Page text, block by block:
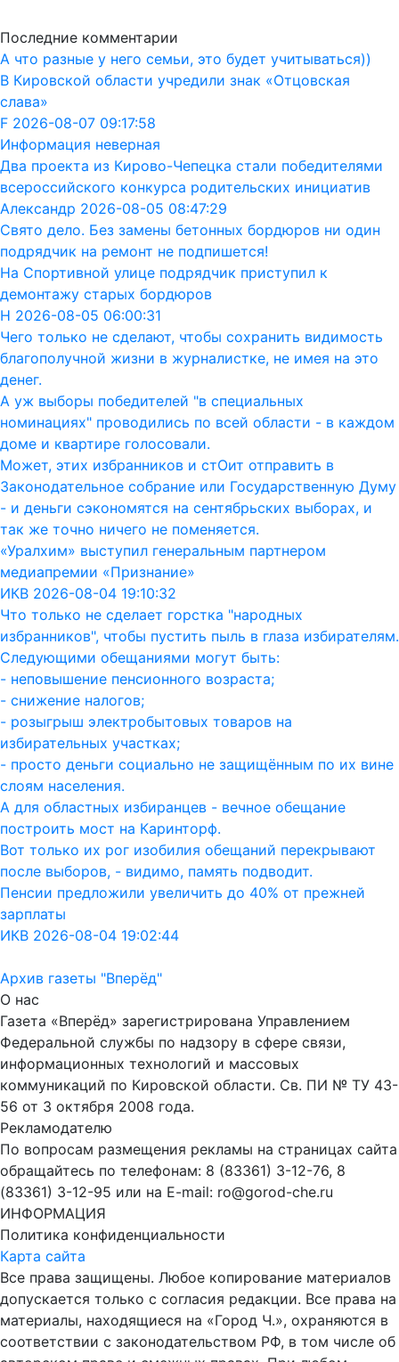
Последние комментарии
А что разные у него семьи, это будет учитываться))
В Кировской области учредили знак «Отцовская
слава»
F 2026-08-07 09:17:58
Информация неверная
Два проекта из Кирово-Чепецка стали победителями
всероссийского конкурса родительских инициатив
Александр 2026-08-05 08:47:29
Свято дело. Без замены бетонных бордюров ни один
подрядчик на ремонт не подпишется!
На Спортивной улице подрядчик приступил к
демонтажу старых бордюров
Н 2026-08-05 06:00:31
Чего только не сделают, чтобы сохранить видимость
благополучной жизни в журналистке, не имея на это
денег.
А уж выборы победителей "в специальных
номинациях" проводились по всей области - в каждом
доме и квартире голосовали.
Может, этих избранников и стОит отправить в
Законодательное собрание или Государственную Думу
- и деньги сэкономятся на сентябрьских выборах, и
так же точно ничего не поменяется.
«Уралхим» выступил генеральным партнером
медиапремии «Признание»
ИКВ 2026-08-04 19:10:32
Что только не сделает горстка "народных
избранников", чтобы пустить пыль в глаза избирателям.
Следующими обещаниями могут быть:
- неповышение пенсионного возраста;
- снижение налогов;
- розыгрыш электробытовых товаров на
избирательных участках;
- просто деньги социально не защищённым по их вине
слоям населения.
А для областных избиранцев - вечное обещание
построить мост на Каринторф.
Вот только их рог изобилия обещаний перекрывают
после выборов, - видимо, память подводит.
Пенсии предложили увеличить до 40% от прежней
зарплаты
ИКВ 2026-08-04 19:02:44
Архив газеты "Вперёд"
О нас
Газета «Вперёд» зарегистрирована Управлением
Федеральной службы по надзору в сфере связи,
информационных технологий и массовых
коммуникаций по Кировской области. Св. ПИ № ТУ 43-
56 от 3 октября 2008 года.
Рекламодателю
По вопросам размещения рекламы на страницах сайта
обращайтесь по телефонам: 8 (83361) 3-12-76, 8
(83361) 3-12-95 или на E-mail: ro@gorod-che.ru
ИНФОРМАЦИЯ
Политика конфиденциальности
Карта сайта
Все права защищены. Любое копирование материалов
допускается только с согласия редакции. Все права на
материалы, находящиеся на «Город Ч.», охраняются в
соответствии с законодательством РФ, в том числе об